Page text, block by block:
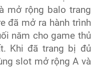
mở rộng balo trang
đã mở ra hành trình
năm cho game thủ
Khi đã trang bị đủ
slot mở rộng A và